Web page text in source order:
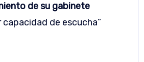
de su gabinete
de escucha”